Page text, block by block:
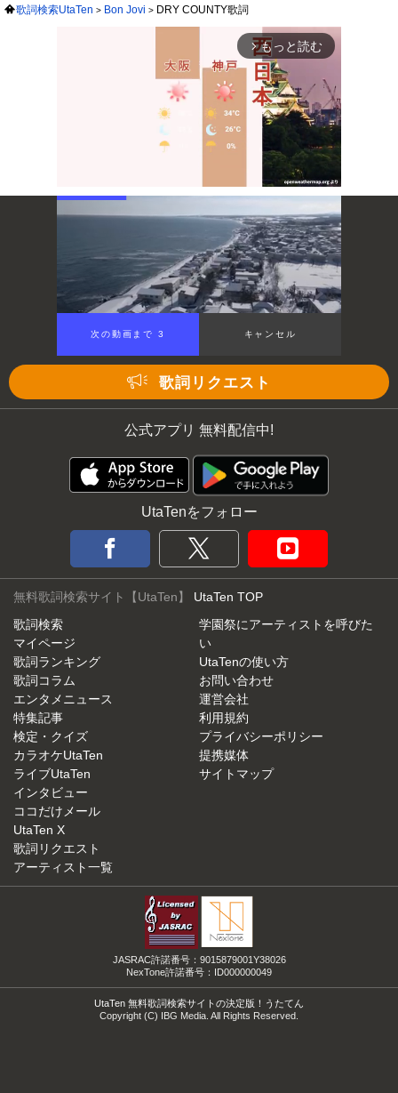
歌詞検索UtaTen Bon Jovi DRY COUNTY歌詞
arrow_forward_ios もっと読む
Mute
次の動画まで 3 キャンセル
歌詞リクエスト
公式アプリ 無料配信中!
UtaTenをフォロー
無料歌詞検索サイト【UtaTen】 UtaTen TOP
歌詞検索
マイページ
歌詞ランキング
歌詞コラム
エンタメニュース
特集記事
検定・クイズ
カラオケUtaTen
ライブUtaTen
インタビュー
ココだけメール
UtaTen X
歌詞リクエスト
アーティスト一覧
学園祭にアーティストを呼びた
い
UtaTenの使い方
お問い合わせ
運営会社
利用規約
プライバシーポリシー
提携媒体
サイトマップ
JASRAC許諾番号：9015879001Y38026
NexTone許諾番号：ID000000049
UtaTen 無料歌詞検索サイトの決定版！うたてん
Copyright (C) IBG Media. All Rights Reserved.